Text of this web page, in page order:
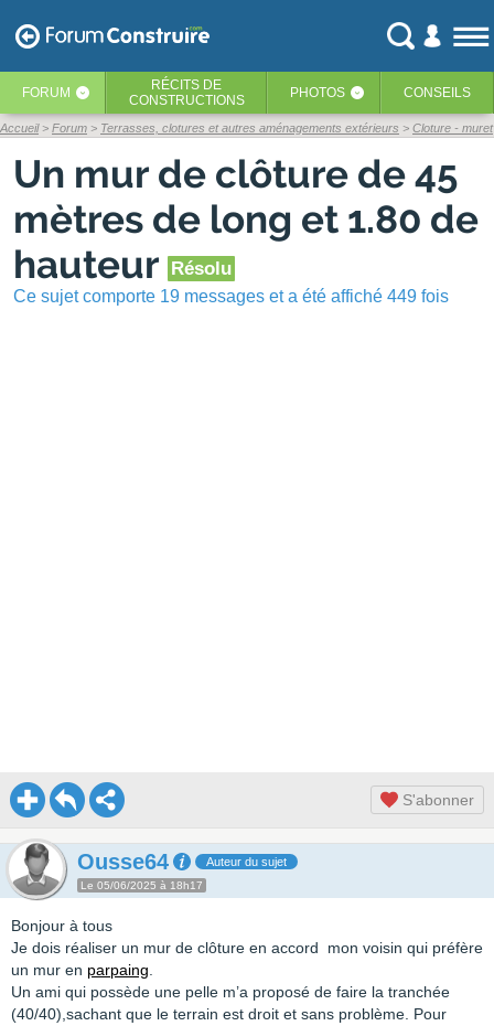
FORUM ‹ RÉCITS DE
CONSTRUCTIONS
PHOTOS ‹ CONSEILS
Accueil Forum Terrasses, clotures et autres aménagements extérieurs Cloture - muret
Un mur de clôture de 45
mètres de long et 1.80 de
hauteur
Résolu
Ce sujet comporte 19 messages et a été affiché 449 fois
S'abonner
Ousse64 Auteur du sujet
Le 05/06/2025 à 18h17
Bonjour à tous
Je dois réaliser un mur de clôture en accord mon voisin qui préfère
un mur en parpaing
Un ami qui possède une pelle m’a proposé de faire la tranchée
(40/40),sachant que le terrain est droit et sans problème. Pour